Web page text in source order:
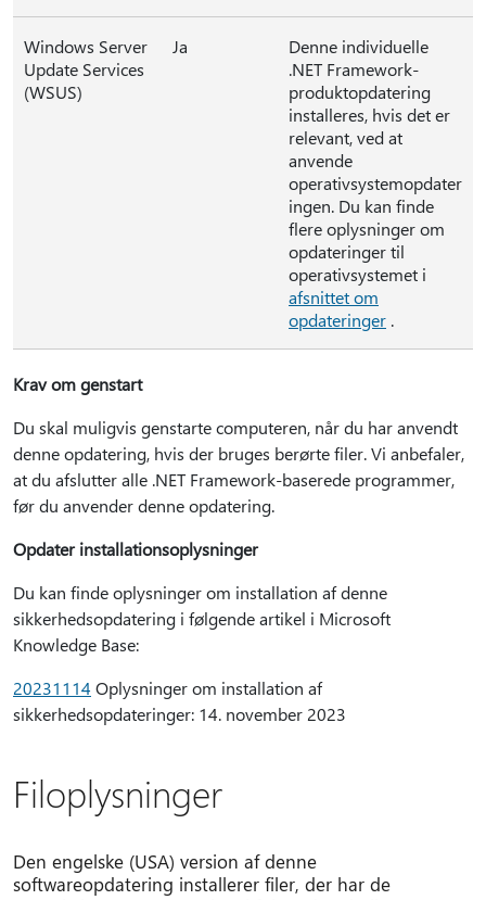
Windows Server
Update Services
(WSUS)
Ja
Denne individuelle
.NET Framework-
produktopdatering
installeres, hvis det er
relevant, ved at
anvende
operativsystemopdater
ingen. Du kan finde
flere oplysninger om
opdateringer til
operativsystemet i
afsnittet om
opdateringer .
Krav om genstart
Du skal muligvis genstarte computeren, når du har anvendt
denne opdatering, hvis der bruges berørte filer. Vi anbefaler,
at du afslutter alle .NET Framework-baserede programmer,
før du anvender denne opdatering.
Opdater installationsoplysninger
Du kan finde oplysninger om installation af denne
sikkerhedsopdatering i følgende artikel i Microsoft
Knowledge Base:
20231114 Oplysninger om installation af
sikkerhedsopdateringer: 14. november 2023
Filoplysninger
Den engelske (USA) version af denne
softwareopdatering installerer filer, der har de